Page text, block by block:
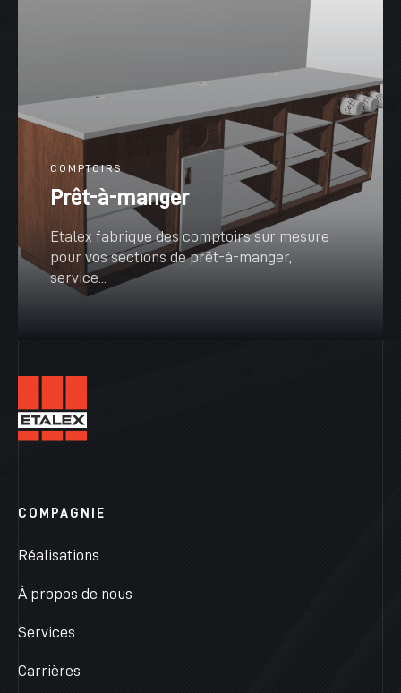
COMPTOIRS
Prêt-à-manger
Etalex fabrique des comptoirs sur mesure
pour vos sections de prêt-à-manger,
service...
COMPAGNIE
Réalisations
À propos de nous
Services
Carrières